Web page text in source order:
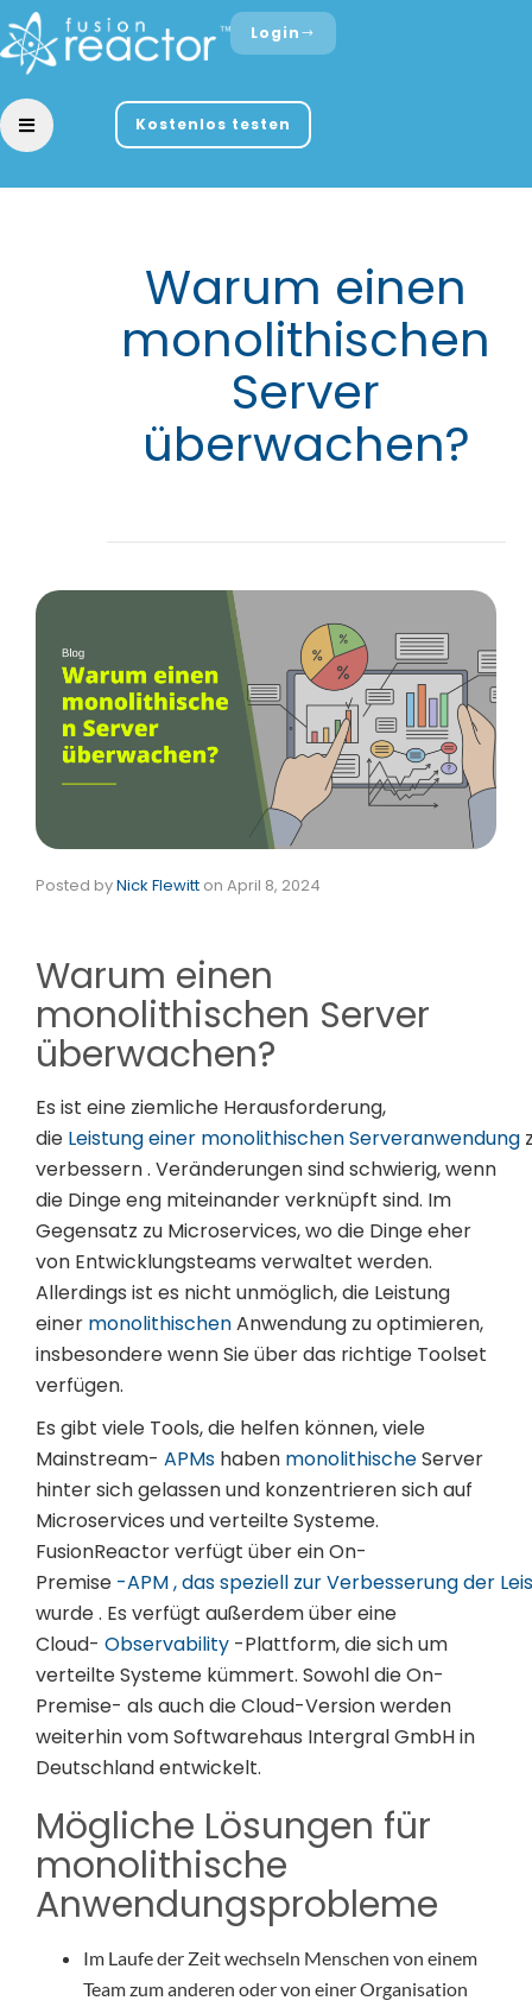
Login
Kostenlos testen
Warum einen
monolithischen
Server
überwachen?
Posted byNick Flewitt on April 8, 2024
Warum einen
monolithischen Server
überwachen?
Es ist eine ziemliche Herausforderung,
die Leistung einer monolithischen Serveranwendung
verbessern . Veränderungen sind schwierig, wenn
die Dinge eng miteinander verknüpft sind. Im
Gegensatz zu Microservices, wo die Dinge eher
von Entwicklungsteams verwaltet werden.
Allerdings ist es nicht unmöglich, die Leistung
einer monolithischenAnwendung zu optimieren,
insbesondere wenn Sie über das richtige Toolset
verfügen.
Es gibt viele Tools, die helfen können, viele
Mainstream- APMs haben monolithischeServer
hinter sich gelassen und konzentrieren sich auf
Microservices und verteilte Systeme.
FusionReactor verfügt über ein On-
Premise -APM , das speziell zur Verbesserung der
wurde . Es verfügt außerdem über eine
Cloud- Observability -Plattform, die sich um
verteilte Systeme kümmert. Sowohl die On-
Premise- als auch die Cloud-Version werden
weiterhin vom Softwarehaus Intergral GmbH in
Deutschland entwickelt.
Mögliche Lösungen für
monolithische
Anwendungsprobleme
Im Laufe der Zeit wechseln Menschen von einem
Team zum anderen oder von einer Organisation